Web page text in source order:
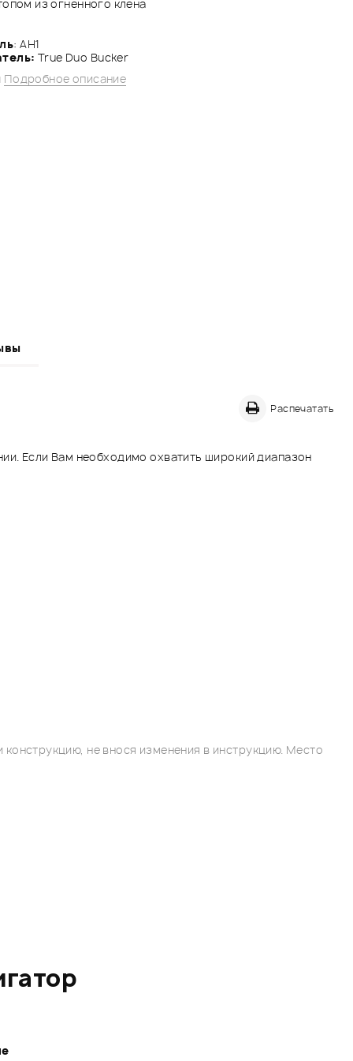
из огненного клена
: AH1
True Duo Bucker
Подробное описание
Распечатать
Если Вам необходимо охватить широкий диапазон
не внося изменения в инструкцию. Место